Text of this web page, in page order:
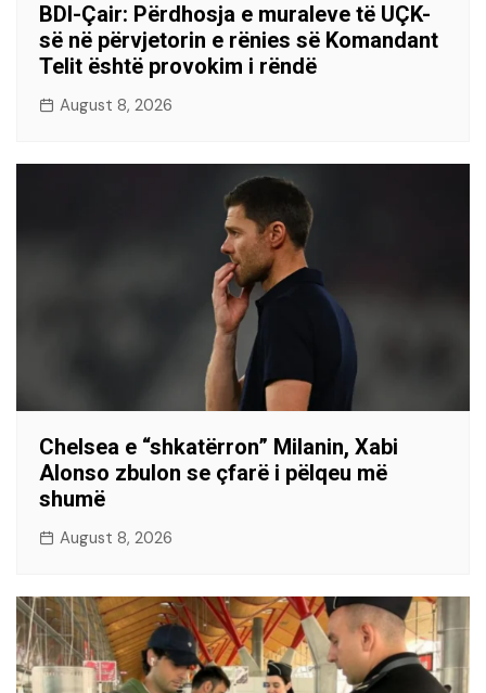
BDI-Çair: Përdhosja e muraleve të UÇK-
së në përvjetorin e rënies së Komandant
Telit është provokim i rëndë
August 8, 2026
Chelsea e “shkatërron” Milanin, Xabi
Alonso zbulon se çfarë i pëlqeu më
shumë
August 8, 2026